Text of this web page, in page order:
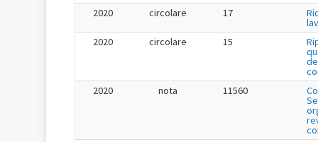
2020
circolare 17
2020
circolare 15
2020
nota 11560